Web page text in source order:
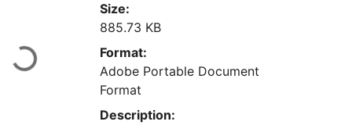
Ladataan...
Size:
885.73 KB
Format:
Adobe Portable Document
Format
Description: